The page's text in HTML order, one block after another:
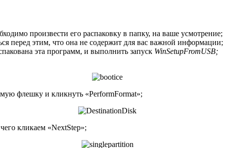
произвести его распаковку в папку, на ваше усмотрение;
перед этим, что она не содержит для вас важной информации;
эта программ, и выполнить запуск WinSetupFromUSB;
флешку и кликнуть «PerformFormat»;
кликаем «NextStep»;